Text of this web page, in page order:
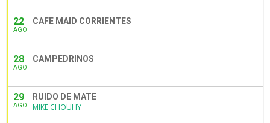
22
AGO
CAFE MAID CORRIENTES
28
AGO
CAMPEDRINOS
29
AGO
RUIDO DE MATE
MIKE CHOUHY